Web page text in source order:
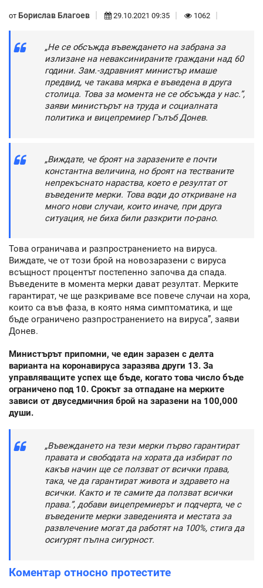
от Борислав Благоев 29.10.2021 09:35 1062
„Не се обсъжда въвеждането на забрана за
излизане на неваксинираните граждани над 60
години. Зам.-здравният министър имаше
предвид, че такава мярка е въведена в друга
столица. Това за момента не се обсъжда у нас.”,
заяви министърът на труда и социалната
политика и вицепремиер Гълъб Донев.
„Виждате, че броят на заразените е почти
константна величина, но броят на тестваните
непрекъснато нараства, което е резултат от
въведените мерки. Това води до откриване на
много нови случаи, които иначе, при друга
ситуация, не биха били разкрити по-рано.
Това ограничава и разпространението на вируса.
Виждате, че от този брой на новозаразени с вируса
всъщност процентът постепенно започва да спада.
Въведените в момента мерки дават резултат. Мерките
гарантират, че ще разкриваме все повече случаи на хора,
които са във фаза, в която няма симптоматика, и ще
бъде ограничено разпространението на вируса”, заяви
Донев.
Министърът припомни, че един заразен с делта
варианта на коронавируса заразява други 13. За
управляващите успех ще бъде, когато това число бъде
ограничено под 10. Срокът за отпадане на мерките
зависи от двуседмичния брой на заразени на 100,000
души.
„Въвеждането на тези мерки първо гарантират
правата и свободата на хората да избират по
какъв начин ще се ползват от всички права,
така, че да гарантират живота и здравето на
всички. Както и те самите да ползват всички
права.”, добави вицепремиерът и подчерта, че с
въведените мерки заведенията и местата за
развлечение могат да работят на 100%, стига да
осигурят пълна сигурност.
Коментар относно протестите